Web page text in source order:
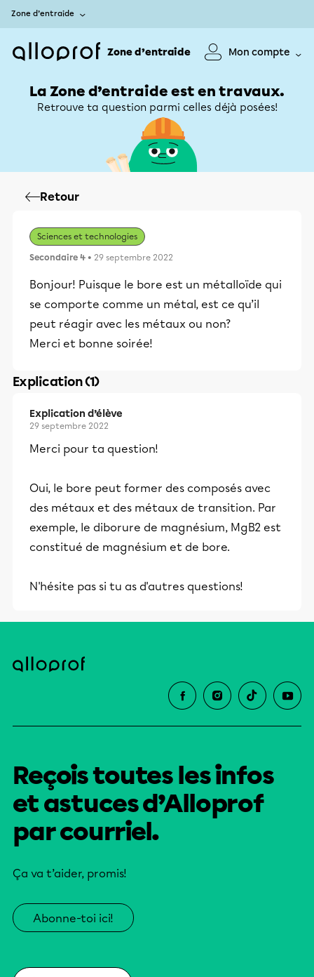
Zone d’entraide
Zone d’entraide Mon compte
La Zone d’entraide est en travaux.
Retrouve ta question parmi celles déjà posées!
Retour
Sciences et technologies
Secondaire 4 • 29 septembre 2022
Bonjour! Puisque le bore est un métalloïde qui
se comporte comme un métal, est ce qu’il
peut réagir avec les métaux ou non?
Merci et bonne soirée!
Explication (1)
Explication d’élève
29 septembre 2022
Merci pour ta question!
Oui, le bore peut former des composés avec
des métaux et des métaux de transition. Par
exemple, le diborure de magnésium, MgB2 est
constitué de magnésium et de bore.
N'hésite pas si tu as d'autres questions!
Reçois toutes les infos
et astuces d’Alloprof
par courriel.
Ça va t’aider, promis!
Abonne-toi ici!